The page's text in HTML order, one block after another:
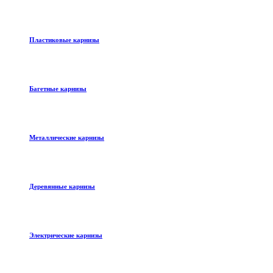
Пластиковые карнизы
Багетные карнизы
Металлические карнизы
Деревянные карнизы
Электрические карнизы